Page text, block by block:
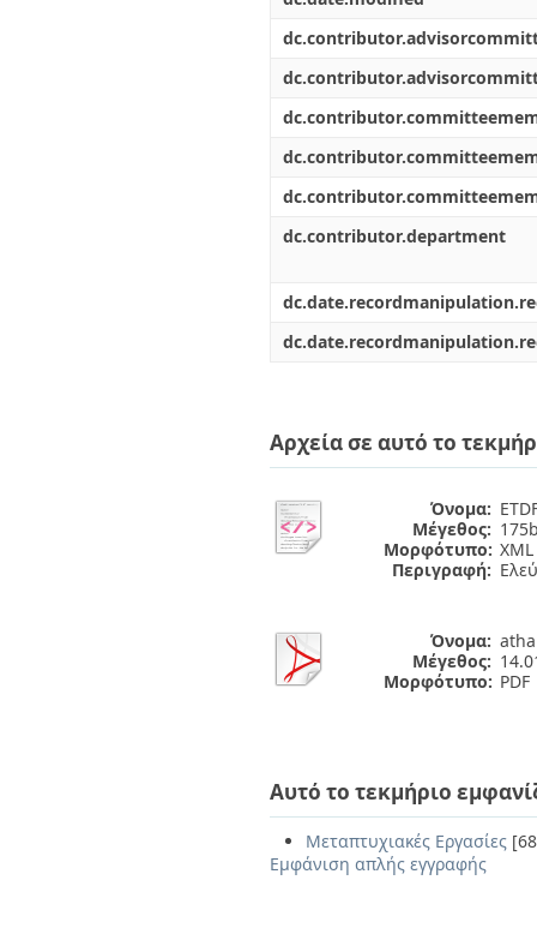
dc.contributor.department
Αρχεία σε αυτό το
Όνομα:
Μέγεθος:
Μορφότυπο: XML
Περιγραφή:
Όνομα:
Μέγεθος:
Μορφότυπο: PDF
Αυτό το τεκμήριο
Μεταπτυχιακές Εργασίες
Εμφάνιση απλής εγγραφής